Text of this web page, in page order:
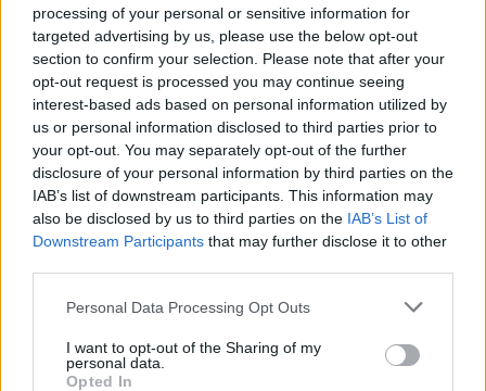
processing of your personal or sensitive information for
targeted advertising by us, please use the below opt-out
section to confirm your selection. Please note that after your
opt-out request is processed you may continue seeing
interest-based ads based on personal information utilized by
us or personal information disclosed to third parties prior to
your opt-out. You may separately opt-out of the further
disclosure of your personal information by third parties on the
IAB’s list of downstream participants. This information may
also be disclosed by us to third parties on the IAB’s List of
Downstream Participants that may further disclose it to other
Personal Data Processing Opt Outs
I want to opt-out of the Sharing of my
personal data.
Opted In
8.245:- (exkl. moms)
Lägg i varukorg
Art nr: US71-YS009-U1 | Leveranstid: Ca 4 veckor
Leverans till er dörr
kontor